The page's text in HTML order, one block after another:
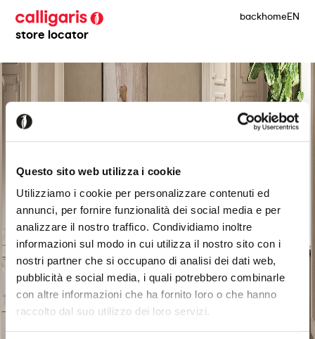
Questo sito web utilizza i cookie
Utilizziamo i cookie per personalizzare contenuti ed
annunci, per fornire funzionalità dei social media e per
analizzare il nostro traffico. Condividiamo inoltre
informazioni sul modo in cui utilizza il nostro sito con i
nostri partner che si occupano di analisi dei dati web,
pubblicità e social media, i quali potrebbero combinarle
con altre informazioni che ha fornito loro o che hanno
raccolto dal suo utilizzo dei loro servizi.
store locator
backhomeEN